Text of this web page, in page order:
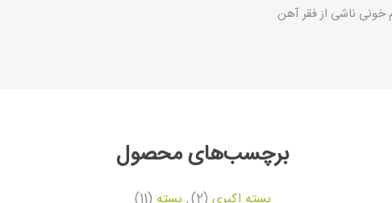
ناشی از فقر آهن
برچسب‌های محصول